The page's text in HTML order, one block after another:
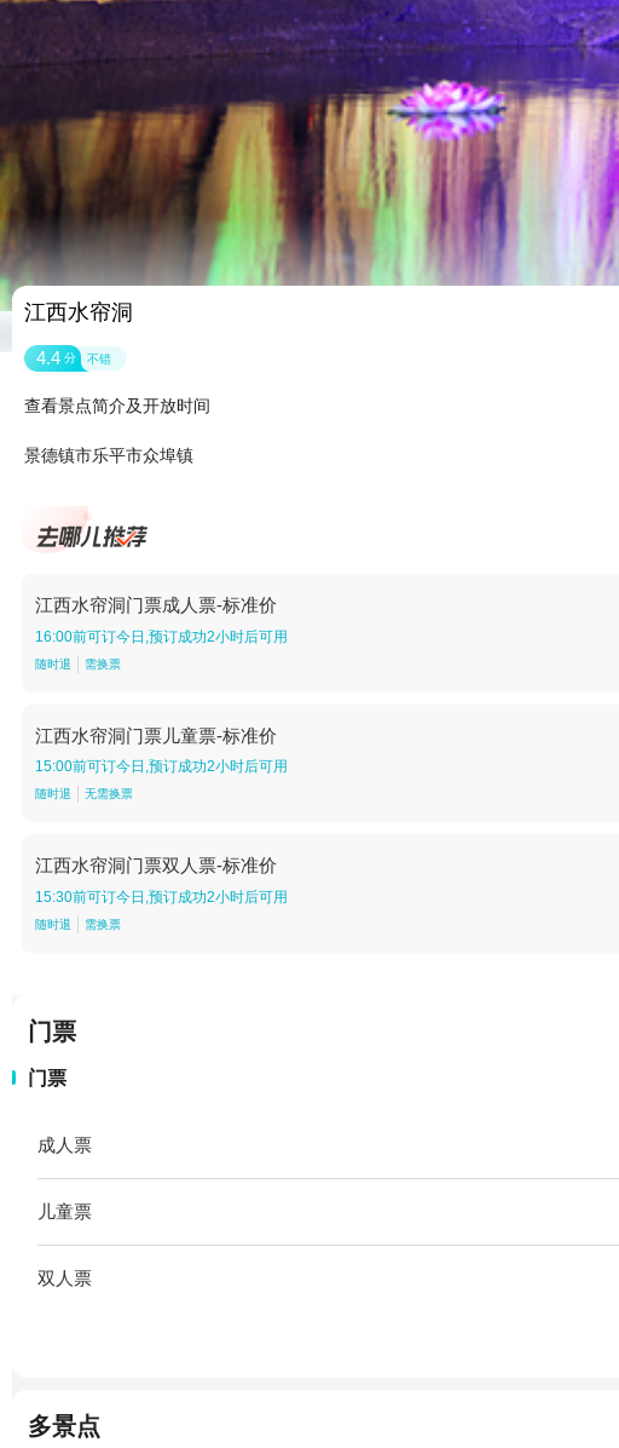
江西水帘洞
4.4 分 不错
查看景点简介及开放时间
景德镇市乐平市众埠镇
江西水帘洞门票成人票-标准价
16:00前可订今日,预订成功2小时后可用
随时退 需换票
江西水帘洞门票儿童票-标准价
15:00前可订今日,预订成功2小时后可用
随时退 无需换票
江西水帘洞门票双人票-标准价
15:30前可订今日,预订成功2小时后可用
随时退 需换票
门票
门票
成人票
儿童票
双人票
多景点